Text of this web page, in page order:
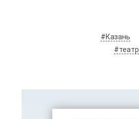
#Казань
#театр